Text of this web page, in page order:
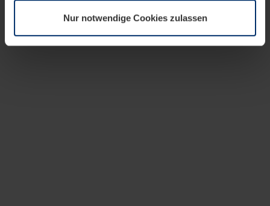
Datenschutzerklärungunserer Website ändern oder
widerrufen.
Nur notwendige Cookies zulassen